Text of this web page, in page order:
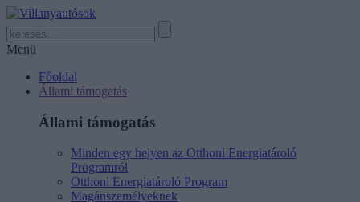
Menü
Főoldal
Állami támogatás
Állami támogatás
Minden egy helyen az Otthoni Energiatároló
Programról
Otthoni Energiatároló Program
Magánszemélyeknek